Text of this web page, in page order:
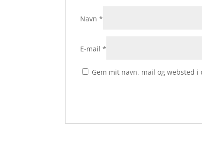
Navn*
E-mail*
Gem mit navn, mail og websted